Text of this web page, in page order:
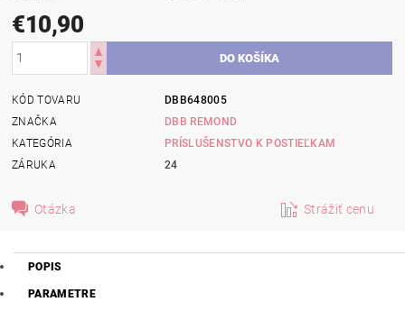
€10,90
KÓD TOVARU
DBB648005
ZNAČKA
DBB REMOND
KATEGÓRIA
PRÍSLUŠENSTVO K POSTIEĽKAM
ZÁRUKA
24
Otázka Strážiť cenu
POPIS
PARAMETRE